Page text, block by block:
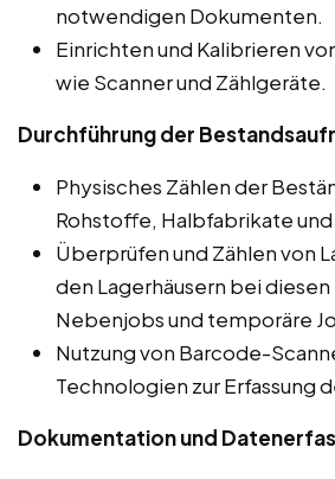
notwendigen Dokumenten.
Einrichten und Kalibrieren
wie Scanner und Zählgeräte.
Durchführung der
Physisches Zählen der
Rohstoffe, Halbfabrikate
Überprüfen und Zählen von
den Lagerhäusern bei
Nebenjobs und temporäre
Nutzung von Barcode-
Technologien zur Erfassung
Dokumentation und